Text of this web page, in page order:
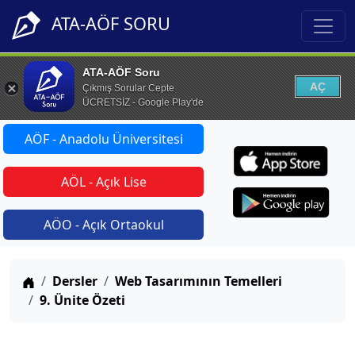
ATA-AÖF SORU
ATA-AÖF Soru
Çıkmış Sorular Cepte
ÜCRETSİZ - Google Play'de
AÇ
AÖF - Anadolu Üniversitesi
AÖL - Açık Lise
AÖO - Açık Ortaokul
Anasayfa
Dersler
Web Tasarımının Temelleri
9. Ünite Özeti